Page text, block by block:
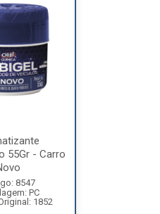
55Gr - Carro
8547
PC
1852